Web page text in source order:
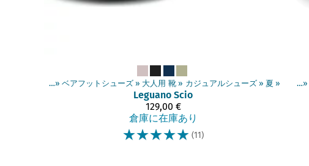
商品 ‪» ベアフットシューズ ‪» 大人用 靴 ‪» カジュアルシューズ ‪» 夏 ‪»
Leguano Scio
129,00 €
倉庫に在庫あり
☆☆☆☆☆ (11)
商品 ‪»